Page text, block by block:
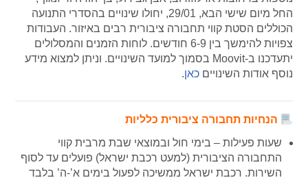
החל מיום שישי הבא, 29/01, יחולו שינויים בהסדרי התנועה
הכוללים הסטת קווי תחבורה ציבורית רבים באיזור. העבודות
צפויות להימשך בין 6-9 חודשים. לוחות הזמנים והמסלולים
יתעדכנו ב-Moovit בסמוך למועד השינויים. וניתן למצוא מידע
נוסף אודות השינויים כאן.
הנחיות תחבורה ציבורית כלליות
שעות פעילות – בימי חול ובמוצאי שבת מרבית קווי
התחבורה הציבורית (למעט רכבת ישראל) פועלים עד לסוף
השירות. רכבת ישראל ממשיכה לפעול בימים א’-ה’ בלבד